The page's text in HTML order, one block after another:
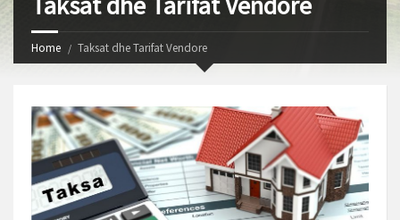
Home Taksat dhe Tarifat Vendore